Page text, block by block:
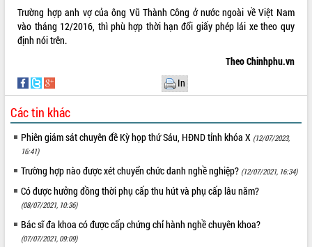
ĐIỂM TIN VĂN BẢN
QUY HOẠCH - KẾ HOẠCH
Trường hợp anh vợ của ông Vũ Thành Công ở nước ngoài về Việt Nam
vào tháng 12/2016, thì phù hợp thời hạn đổi giấy phép lái xe theo quy
định nói trên.
Theo Chinhphu.vn
In
Các tin khác
Phiên giám sát chuyên đề Kỳ họp thứ Sáu, HĐND tỉnh khóa X (12/07/2023,
16:41)
Trường hợp nào được xét chuyển chức danh nghề nghiệp? (12/07/2021, 16:34)
Có được hưởng đồng thời phụ cấp thu hút và phụ cấp lâu năm?
(08/07/2021, 10:36)
Bác sĩ đa khoa có được cấp chứng chỉ hành nghề chuyên khoa?
(07/07/2021, 09:09)